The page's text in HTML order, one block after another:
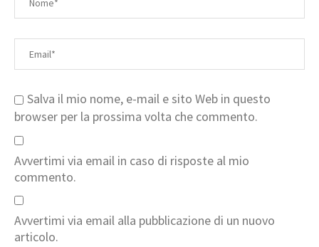
Salva il mio nome, e-mail e sito Web in questo
browser per la prossima volta che commento.
Avvertimi via email in caso di risposte al mio
commento.
Avvertimi via email alla pubblicazione di un nuovo
articolo.